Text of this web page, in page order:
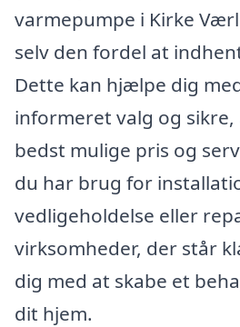
varmepumpe i Kirke
selv den fordel at
Dette kan hjælpe dig
informeret valg og
bedst mulige pris og
du har brug for
vedligeholdelse eller
virksomheder, der står
dig med at skabe et
dit hjem.